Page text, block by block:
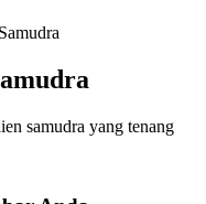
samudra yang tenang